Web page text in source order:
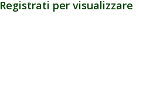
Registrati per visualizzare